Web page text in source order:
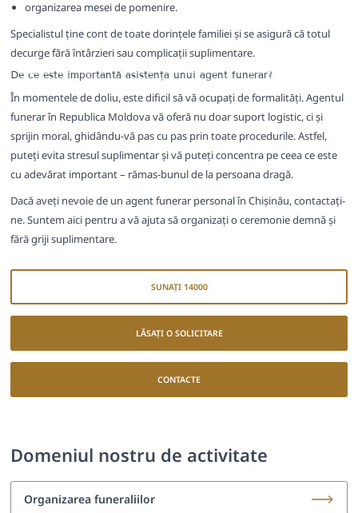
organizarea mesei de pomenire.
Specialistul ține cont de toate dorințele familiei și se asigură că totul
decurge fără întârzieri sau complicații suplimentare.
De ce este importantă asistența unui agent funerar?
În momentele de doliu, este dificil să vă ocupați de formalități. Agentul
funerar în Republica Moldova vă oferă nu doar suport logistic, ci și
sprijin moral, ghidându-vă pas cu pas prin toate procedurile. Astfel,
puteți evita stresul suplimentar și vă puteți concentra pe ceea ce este
cu adevărat important – rămas-bunul de la persoana dragă.
Dacă aveți nevoie de un agent funerar personal în Chișinău, contactați-
ne. Suntem aici pentru a vă ajuta să organizați o ceremonie demnă și
fără griji suplimentare.
SUNAȚI 14000
LĂSAȚI O SOLICITARE
CONTACTE
Domeniul nostru de activitate
Organizarea funeraliilor